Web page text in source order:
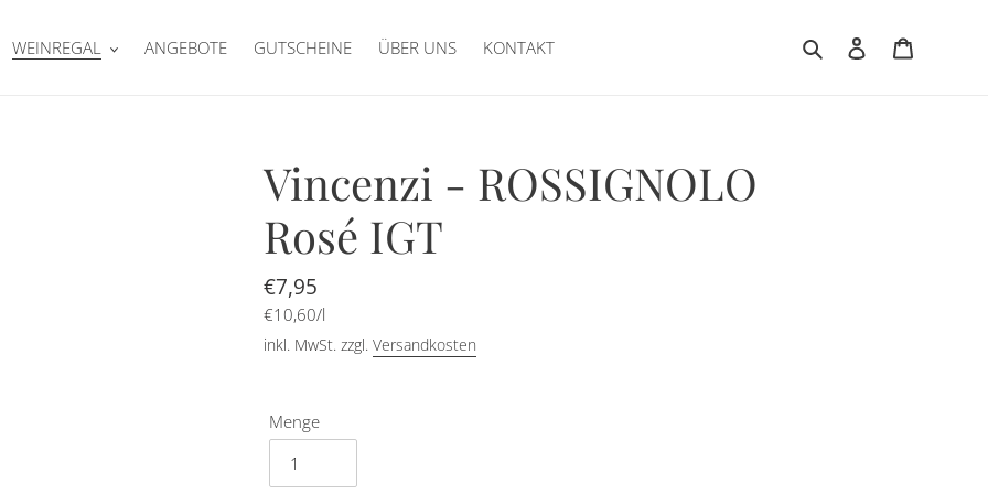
WEINREGAL ANGEBOTE GUTSCHEINE ÜBER UNS KONTAKT Suchen Einloggen
Vincenzi - ROSSIGNOLO
Rosé IGT
Normaler
Preis
€7,95
Einzelpreis
€10,60/pro
l
inkl. MwSt. zzgl. Versandkosten
Menge